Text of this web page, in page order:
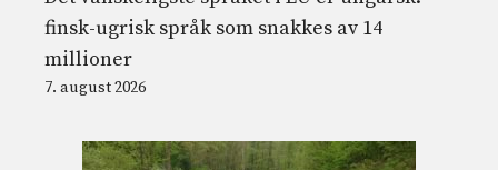
finsk-ugrisk språk som snakkes av 14
millioner
7. august 2026